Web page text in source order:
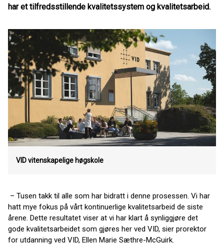
har et tilfredsstillende kvalitetssystem og kvalitetsarbeid.
VID vitenskapelige høgskole
– Tusen takk til alle som har bidratt i denne prosessen. Vi har
hatt mye fokus på vårt kontinuerlige kvalitetsarbeid de siste
årene. Dette resultatet viser at vi har klart å synliggjøre det
gode kvalitetsarbeidet som gjøres her ved VID, sier prorektor
for utdanning ved VID, Ellen Marie Sæthre-McGuirk.